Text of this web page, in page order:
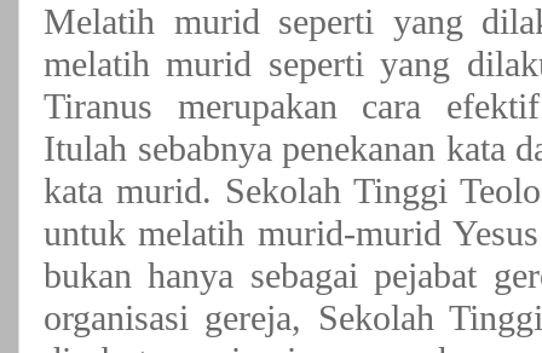
Melatih murid seperti yang
melatih murid seperti yang
Tiranus merupakan cara
Itulah sebabnya penekanan kata
kata murid. Sekolah Tinggi
untuk melatih murid-murid
bukan hanya sebagai pejabat
organisasi gereja, Sekolah